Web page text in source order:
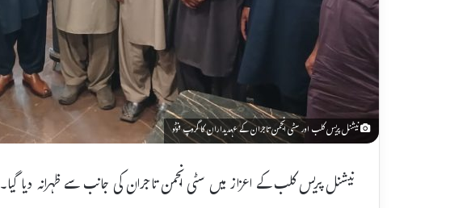
نیشنل پریس کلب اور سٹی انجمن تاجران کے عہدیداران کا گروپ فوٹو
نیشنل پریس کلب کے اعزاز میں سٹی انجمن تاجران کی جانب سے ظہرانہ دیا گیا۔